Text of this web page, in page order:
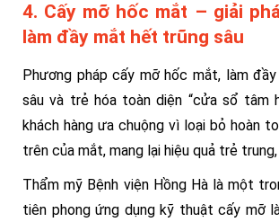
4. Cấy mỡ hốc mắt – giải
làm đầy mắt hết trũng sâu
Phương pháp cấy mỡ hốc mắt, làm
sâu và trẻ hóa toàn diện “cửa sổ tâm
khách hàng ưa chuộng vì loại bỏ hoàn
trên của mắt, mang lại hiệu quả trẻ trung,
Thẩm mỹ Bệnh viện Hồng Hà là một
tiên phong ứng dụng kỹ thuật cấy mỡ